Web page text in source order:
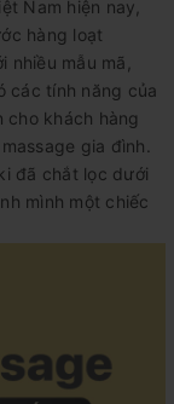
Nam hiện nay,
hàng loạt
nhiều mẫu mã,
các tính năng của
cho khách hàng
gia đình.
đã chắt lọc dưới
mình một chiếc